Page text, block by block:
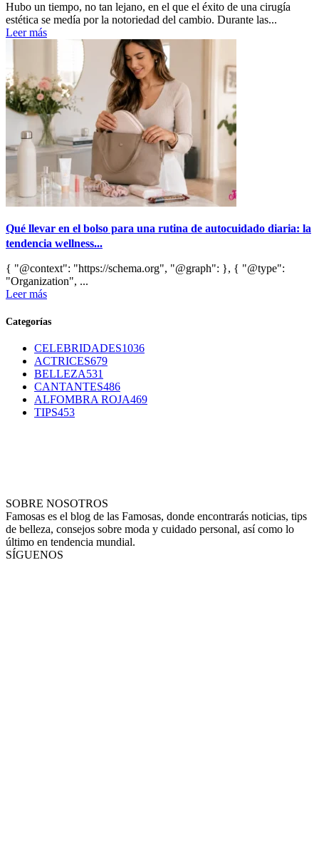
Hubo un tiempo, no tan lejano, en el que el éxito de una cirugía
estética se medía por la notoriedad del cambio. Durante las...
Leer más
Qué llevar en el bolso para una rutina de autocuidado diaria: la
tendencia wellness...
{ "@context": "https://schema.org", "@graph": }, { "@type":
"Organization", ...
Leer más
Categorías
CELEBRIDADES1036
ACTRICES679
BELLEZA531
CANTANTES486
ALFOMBRA ROJA469
TIPS453
SOBRE NOSOTROS
Famosas es el blog de las Famosas, donde encontrarás noticias, tips
de belleza, consejos sobre moda y cuidado personal, así como lo
último en tendencia mundial.
SÍGUENOS